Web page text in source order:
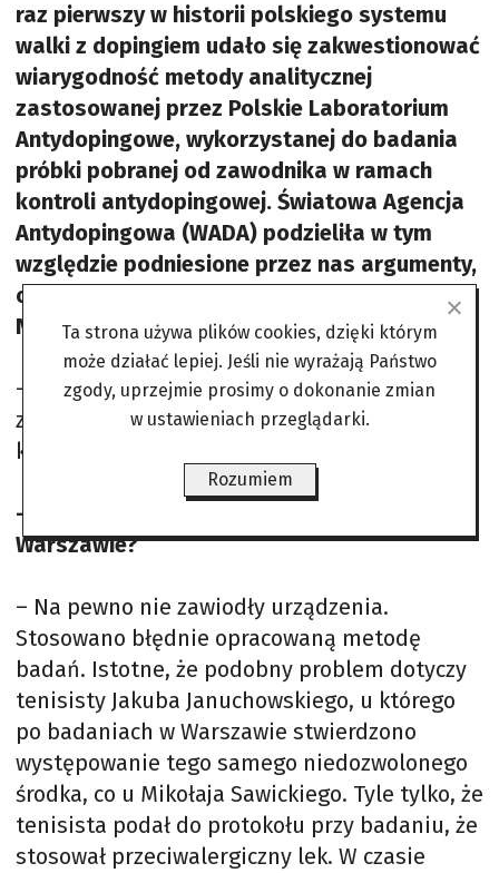
raz pierwszy w historii polskiego systemu
walki z dopingiem udało się zakwestionować
wiarygodność metody analitycznej
zastosowanej przez Polskie Laboratorium
Antydopingowe, wykorzystanej do badania
próbki pobranej od zawodnika w ramach
kontroli antydopingowej. Światowa Agencja
Antydopingowa (WADA) podzieliła w tym
względzie podniesione przez nas argumenty,
oparte o węzłową ekspertyzę dr Karoliny
Nowak”.
– Odczuwam satysfakcję naukową. Lata pracy,
zebrane doświadczenia przełożyły się na
końcowy efekt ważnej sportowej sprawy.
– Czym zawiniło laboratorium dopingowe w
Warszawie?
– Na pewno nie zawiodły urządzenia.
Stosowano błędnie opracowaną metodę
badań. Istotne, że podobny problem dotyczy
tenisisty Jakuba Januchowskiego, u którego
po badaniach w Warszawie stwierdzono
występowanie tego samego niedozwolonego
środka, co u Mikołaja Sawickiego. Tyle tylko, że
tenisista podał do protokołu przy badaniu, że
stosował przeciwalergiczny lek. W czasie
Ta strona używa plików cookies, dzięki którym
może działać lepiej. Jeśli nie wyrażają Państwo
zgody, uprzejmie prosimy o dokonanie zmian
w ustawieniach przeglądarki.
Rozumiem